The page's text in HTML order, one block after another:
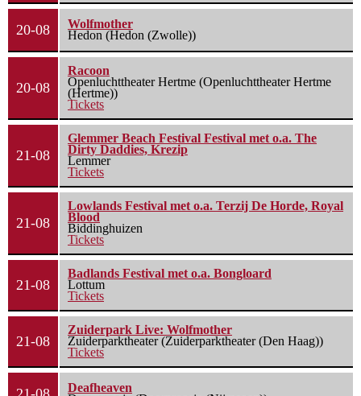
20-08
Wolfmother
Hedon (Hedon (Zwolle))
20-08
Racoon
Openluchttheater Hertme (Openluchttheater Hertme
(Hertme))
Tickets
21-08
Glemmer Beach Festival Festival met o.a. The
Dirty Daddies, Krezip
Lemmer
Tickets
21-08
Lowlands Festival met o.a. Terzij De Horde, Royal
Blood
Biddinghuizen
Tickets
21-08
Badlands Festival met o.a. Bongloard
Lottum
Tickets
21-08
Zuiderpark Live: Wolfmother
Zuiderparktheater (Zuiderparktheater (Den Haag))
Tickets
Deafheaven